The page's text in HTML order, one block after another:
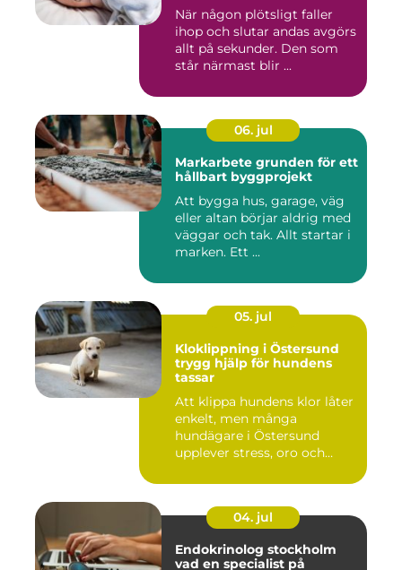
När någon plötsligt faller
ihop och slutar andas avgörs
allt på sekunder. Den som
står närmast blir ...
06. jul
Markarbete grunden för ett
hållbart byggprojekt
Att bygga hus, garage, väg
eller altan börjar aldrig med
väggar och tak. Allt startar i
marken. Ett ...
05. jul
Kloklippning i Östersund
trygg hjälp för hundens
tassar
Att klippa hundens klor låter
enkelt, men många
hundägare i Östersund
upplever stress, oro och
04. jul
Endokrinolog stockholm
vad en specialist på